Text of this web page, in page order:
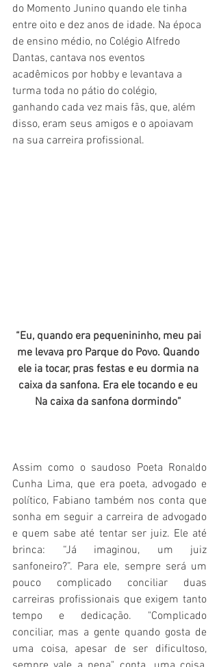
do Momento Junino quando ele tinha
entre oito e dez anos de idade. Na época
de ensino médio, no Colégio Alfredo
Dantas, cantava nos eventos
acadêmicos por hobby e levantava a
turma toda no pátio do colégio,
ganhando cada vez mais fãs, que, além
disso, eram seus amigos e o apoiavam
na sua carreira profissional.
“Eu, quando era pequenininho, meu pai
me levava pro Parque do Povo. Quando
ele ia tocar, pras festas e eu dormia na
caixa da sanfona. Era ele tocando e eu
Na caixa da sanfona dormindo”
Assim como o saudoso Poeta Ronaldo
Cunha Lima, que era poeta, advogado e
político, Fabiano também nos conta que
sonha em seguir a carreira de advogado
e quem sabe até tentar ser juiz. Ele até
brinca: “Já imaginou, um juiz
sanfoneiro?”. Para ele, sempre será um
pouco complicado conciliar duas
carreiras profissionais que exigem tanto
tempo e dedicação. "Complicado
conciliar, mas a gente quando gosta de
uma coisa, apesar de ser dificultoso,